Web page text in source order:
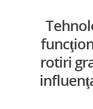
rotiri